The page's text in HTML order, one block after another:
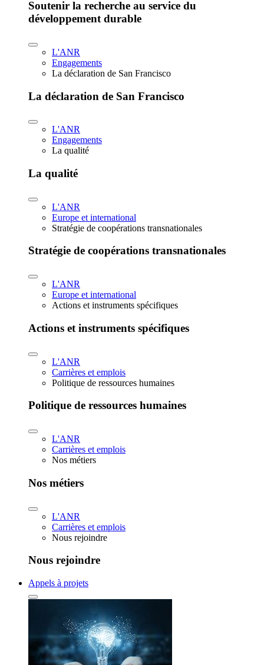
Soutenir la recherche au service du
développement durable
L'ANR
Engagements
La déclaration de San Francisco
La déclaration de San Francisco
L'ANR
Engagements
La qualité
La qualité
L'ANR
Europe et international
Stratégie de coopérations transnationales
Stratégie de coopérations transnationales
L'ANR
Europe et international
Actions et instruments spécifiques
Actions et instruments spécifiques
L'ANR
Carrières et emplois
Politique de ressources humaines
Politique de ressources humaines
L'ANR
Carrières et emplois
Nos métiers
Nos métiers
L'ANR
Carrières et emplois
Nous rejoindre
Nous rejoindre
Appels à projets